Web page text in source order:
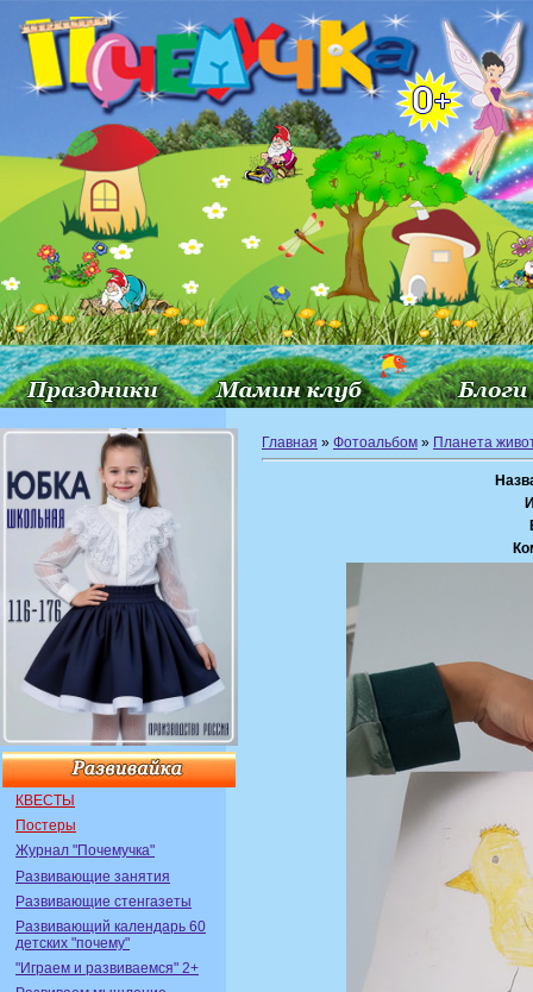
КВЕСТЫ
Постеры
Журнал "Почемучка"
Развивающие занятия
Развивающие стенгазеты
Развивающий календарь 60
детских "почему"
"Играем и развиваемся" 2+
Главная » Фотоальбом » Планета